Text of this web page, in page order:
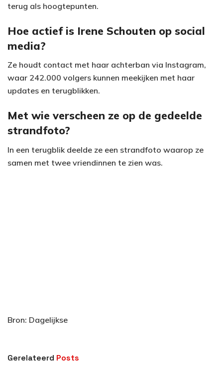
terug als hoogtepunten.
Hoe actief is Irene Schouten op social
media?
Ze houdt contact met haar achterban via Instagram,
waar 242.000 volgers kunnen meekijken met haar
updates en terugblikken.
Met wie verscheen ze op de gedeelde
strandfoto?
In een terugblik deelde ze een strandfoto waarop ze
samen met twee vriendinnen te zien was.
Bron: Dagelijkse
Gerelateerd Posts